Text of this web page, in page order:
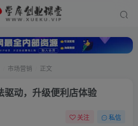
市场营销 正文
驱动，升级便利店体验
关注 私信